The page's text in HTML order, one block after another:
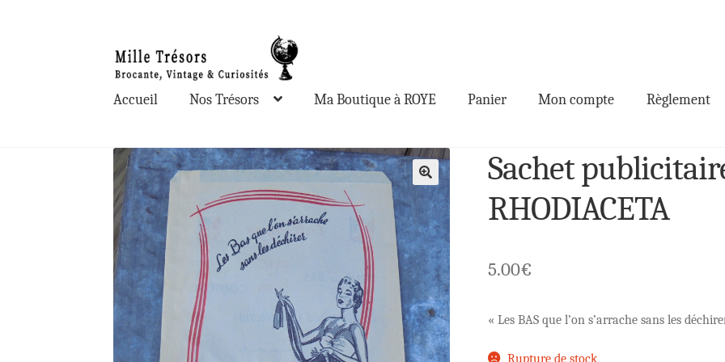
à
la
navigation
au
contenu
Accueil Nos Trésors Ma Boutique à ROYE Panier Mon compte Règlement
🔍
Sachet
RHODIACETA
5.00€
« Les BAS que l’on s’arrache sans les
Rupture de stock